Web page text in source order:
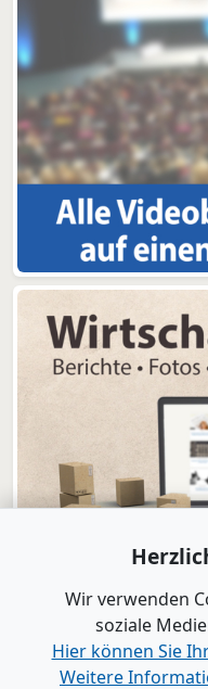
Wir verwenden
soziale
Hier können Sie
Weitere